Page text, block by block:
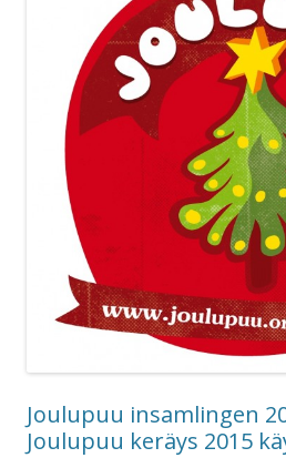
Joulupuu insamlingen
Joulupuu keräys 2015